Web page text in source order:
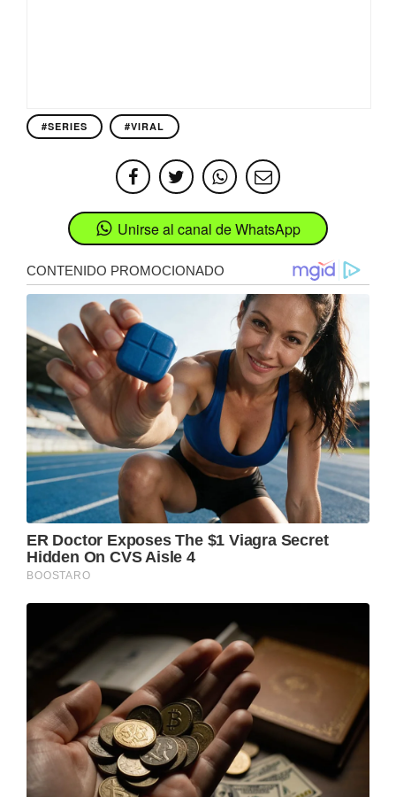
#SERIES #VIRAL
Unirse al canal de WhatsApp